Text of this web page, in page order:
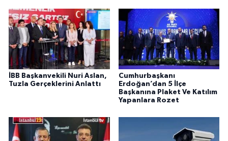
İBB Başkanvekili Nuri Aslan,
Tuzla Gerçeklerini Anlattı
Cumhurbaşkanı
Erdoğan’dan 5 İlçe
Başkanına Plaket Ve Katılım
Yapanlara Rozet